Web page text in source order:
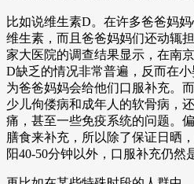
比如说维生素D。在许多爸爸妈
维生素，而且爸爸妈妈们还动辄
家大医院的调查结果显示，在南
D缺乏的情况非常普遍，反而在
为爸爸妈妈会给他们口服补充。
少儿佝偻病和成年人的软骨病，
痛，甚至一些免疫系统的问题。
膳食来补充，所以除了保证日晒
阳40-50分钟以外，口服补充仍然